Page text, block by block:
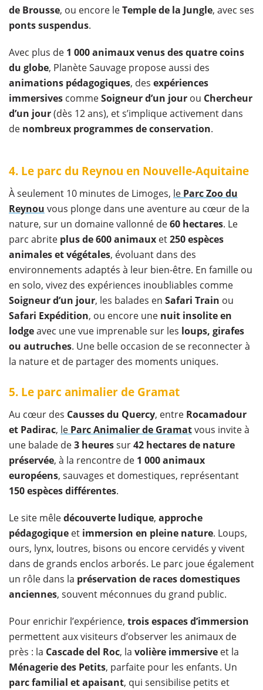
de Brousse, ou encore leTemple de la Jungle, avec ses
ponts suspendus.
Avec plus de 1 000 animaux venus des quatre coins
du globe, Planète Sauvage propose aussi des
animations pédagogiques, des expériences
immersives commeSoigneur d’un jour ou Chercheur
d’un jour(dès 12 ans), et s’implique activement dans
de nombreux programmes de conservation.
4. Le parc du Reynou en Nouvelle-Aquitaine
À seulement 10 minutes de Limoges, le Parc Zoo du
Reynou vous plonge dans une aventure au cœur de la
nature, sur un domaine vallonné de60 hectares. Le
parc abrite plus de 600 animaux et250 espèces
animales et végétales, évoluant dans des
environnements adaptés à leur bien-être. En famille ou
en solo, vivez des expériences inoubliables comme
Soigneur d’un jour, les balades en Safari Train ou
Safari Expédition, ou encore une nuit insolite en
lodgeavec une vue imprenable sur les loups, girafes
ou autruches. Une belle occasion de se reconnecter à
la nature et de partager des moments uniques.
5. Le parc animalier de Gramat
Au cœur des Causses du Quercy, entre Rocamadour
et Padirac, le Parc Animalier de Gramatvous invite à
une balade de3 heuressur42 hectares de nature
préservée, à la rencontre de 1 000 animaux
européens, sauvages et domestiques, représentant
150 espèces différentes.
Le site mêledécouverte ludique, approche
pédagogique et immersion en pleine nature. Loups,
ours, lynx, loutres, bisons ou encore cervidés y vivent
dans de grands enclos arborés. Le parc joue également
un rôle dans la préservation de races domestiques
anciennes, souvent méconnues du grand public.
Pour enrichir l’expérience, trois espaces d’immersion
permettent aux visiteurs d’observer les animaux de
près : la Cascade del Roc, la volière immersive et la
Ménagerie des Petits, parfaite pour les enfants. Un
parc familial et apaisant, qui sensibilise petits et